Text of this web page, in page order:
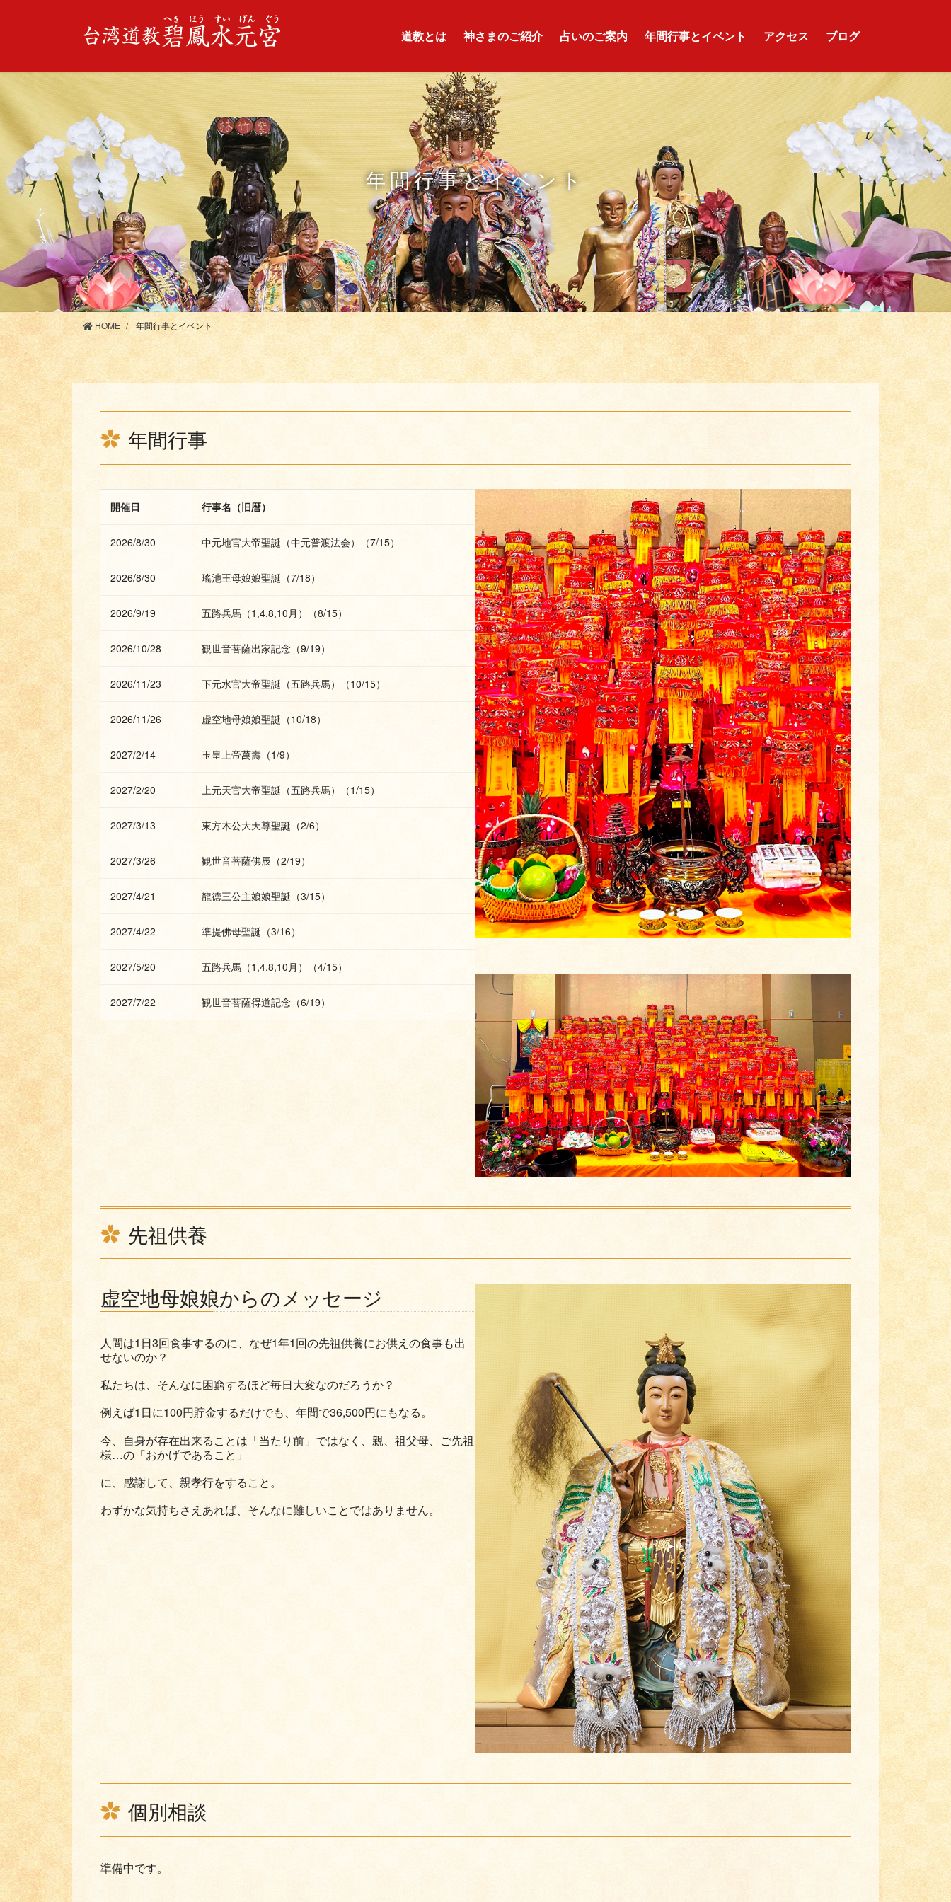
ツ
に
移
動
シ
ョ
ン
に
道教とは 神さまのご紹介 占いのご案内 年間行事とイベント アクセス ブログ
年間行事とイベント
HOME 年間行事とイベント
年間行事
開催日 行事名（旧暦）
2026/8/30 中元地官大帝聖誕（中元普渡法会）（7/15）
2026/8/30 瑤池王母娘娘聖誕（7/18）
2026/9/19 五路兵馬（1,4,8,10月）（8/15）
2026/10/28 観世音菩薩出家記念（9/19）
2026/11/23 下元水官大帝聖誕（五路兵馬）（10/15）
2026/11/26 虚空地母娘娘聖誕（10/18）
2027/2/14 玉皇上帝萬壽（1/9）
2027/2/20 上元天官大帝聖誕（五路兵馬）（1/15）
2027/3/13 東方木公大天尊聖誕（2/6）
2027/3/26 観世音菩薩佛辰（2/19）
2027/4/21 龍徳三公主娘娘聖誕（3/15）
2027/4/22 準提佛母聖誕（3/16）
2027/5/20 五路兵馬（1,4,8,10月）（4/15）
2027/7/22 観世音菩薩得道記念（6/19）
先祖供養
虚空地母娘娘からのメッセージ
人間は1日3回食事するのに、なぜ1年1回の先祖供養にお供えの食事も出
せないのか？
私たちは、そんなに困窮するほど毎日大変なのだろうか？
例えば1日に100円貯金するだけでも、年間で36,500円にもなる。
今、自身が存在出来ることは「当たり前」ではなく、親、祖父母、ご先祖
様…の「おかげであること」
に、感謝して、親孝行をすること。
わずかな気持ちさえあれば、そんなに難しいことではありません。
個別相談
準備中です。